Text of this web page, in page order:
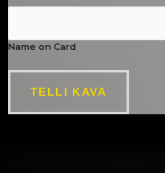
Name on Card
TELLI KAVA